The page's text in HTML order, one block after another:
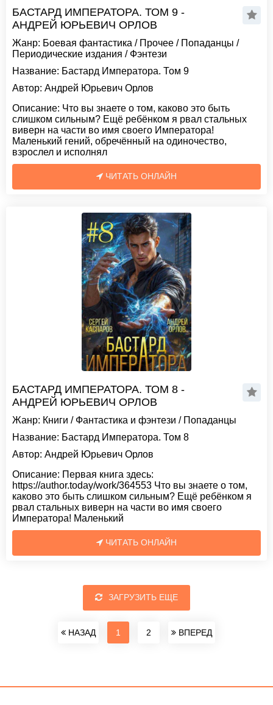
БАСТАРД ИМПЕРАТОРА. ТОМ 9 -
АНДРЕЙ ЮРЬЕВИЧ ОРЛОВ
Жанр: Боевая фантастика / Прочее / Попаданцы /
Периодические издания / Фэнтези
Название: Бастард Императора. Том 9
Автор: Андрей Юрьевич Орлов
Описание: Что вы знаете о том, каково это быть
слишком сильным? Ещë ребëнком я рвал стальных
виверн на части во имя своего Императора!
Маленький гений, обречëнный на одиночество,
взрослел и исполнял
ЧИТАТЬ ОНЛАЙН
БАСТАРД ИМПЕРАТОРА. ТОМ 8 -
АНДРЕЙ ЮРЬЕВИЧ ОРЛОВ
Жанр: Книги / Фантастика и фэнтези / Попаданцы
Название: Бастард Императора. Том 8
Автор: Андрей Юрьевич Орлов
Описание: Первая книга здесь:
https://author.today/work/364553 Что вы знаете о том,
каково это быть слишком сильным? Ещë ребëнком я
рвал стальных виверн на части во имя своего
Императора! Маленький
ЧИТАТЬ ОНЛАЙН
ЗАГРУЗИТЬ ЕЩЕ
НАЗАД 1 2 ВПЕРЕД